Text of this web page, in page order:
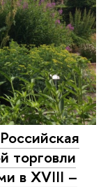
торговли
в XVIII –